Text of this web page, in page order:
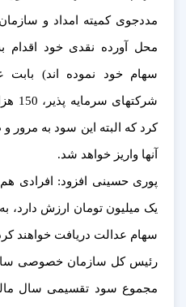
مددجوی کمیته امداد و
محل آورده نقدی خود اقدام
کرد که البته این سود به
آنها واریز خواهد شد.
پوری حسینی افزود: افرادی
یک میلیون تومان ارزش
سهام عدالت دریافت خواهند
رئیس کل سازمان خصوصی سازی